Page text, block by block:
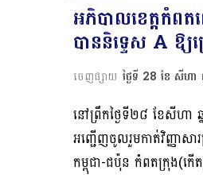
អភិបាលខេត្តកំពត
បាននិទ្ទេស A ឱ្យច្
ចេញផ្សាយ ថ្ងៃទី 28 ខែ សីហា
នៅព្រឹកថ្ងៃទី២៨ ខែសីហា
អញ្ជើញចូលរួមកាត់វិញ្ញា
កម្ពុជា-ជប៉ុន កំពតក្រុង(ក